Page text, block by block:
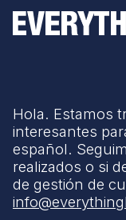
Hola. Estamos
interesantes
español.
realizados o si
de gestión de